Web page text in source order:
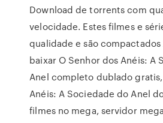
Download de torrents com
velocidade. Estes filmes e
qualidade e são compactados
baixar O Senhor dos Anéis: A
Anel completo dublado
Anéis: A Sociedade do Anel
filmes no mega, servidor mega